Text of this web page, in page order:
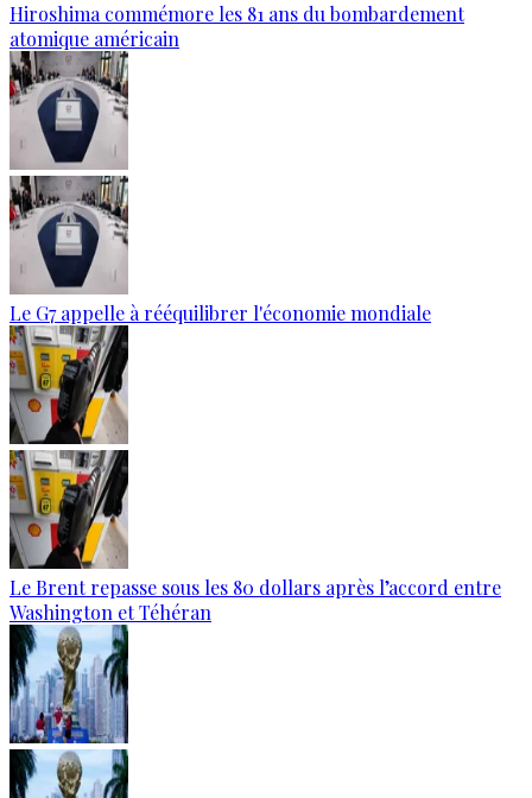
Hiroshima commémore les 81 ans du bombardement
atomique américain
Le G7 appelle à rééquilibrer l'économie mondiale
Le Brent repasse sous les 80 dollars après l’accord entre
Washington et Téhéran